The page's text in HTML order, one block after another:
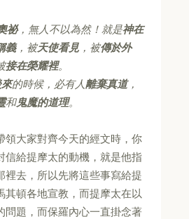
祕，無人不以為然！就是神在
義，被天使看見 ，被傳於外
接在榮耀裡。
的時候，必有人離棄真道，
和鬼魔的道理。
領大家對齊今天的經文時，你
信給提摩太的動機，就是他指
裡去，所以先將這些事寫給提
其頓各地宣教，而提摩太在以
問題，而保羅內心一直掛念著